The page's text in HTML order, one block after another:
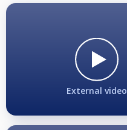
External video